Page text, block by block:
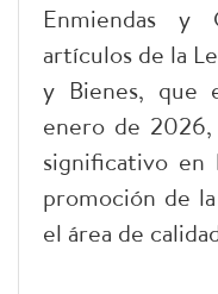
Enmiendas y
artículos de la
y Bienes, que
enero de 2026,
significativo en
promoción de
el área de